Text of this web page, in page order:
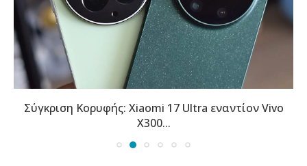
Σύγκριση Κορυφής: Xiaomi 17 Ultra εναντίον Vivo
X300...